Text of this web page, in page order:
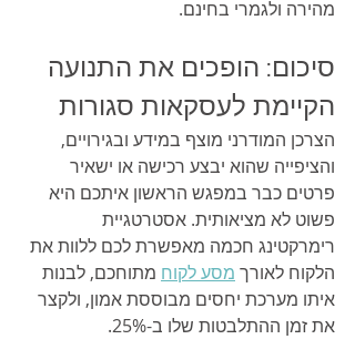
מהירה ולגמרי בחינם.
סיכום: הופכים את התנועה
הקיימת לעסקאות סגורות
הצרכן המודרני מוצף במידע ובגירויים,
והציפייה שהוא יבצע רכישה או ישאיר
פרטים כבר במפגש הראשון איתכם היא
פשוט לא מציאותית. אסטרטגיית
רימרקטינג חכמה מאפשרת לכם ללוות את
הלקוח לאורך מסע לקוח מתוחכם, לבנות
איתו מערכת יחסים מבוססת אמון, ולקצר
את זמן ההתלבטות שלו ב-25%.